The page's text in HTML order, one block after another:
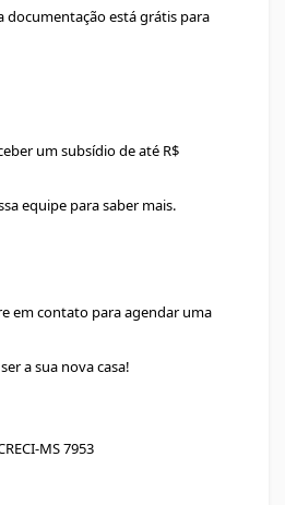
documentação está grátis para
um subsídio de até R$
equipe para saber mais.
em contato para agendar uma
a sua nova casa!
MS 7953